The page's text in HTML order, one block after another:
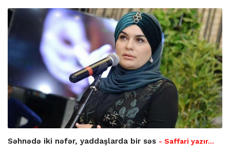
Səhnədə iki nəfər, yaddaşlarda bir səs - Saffari yazır…